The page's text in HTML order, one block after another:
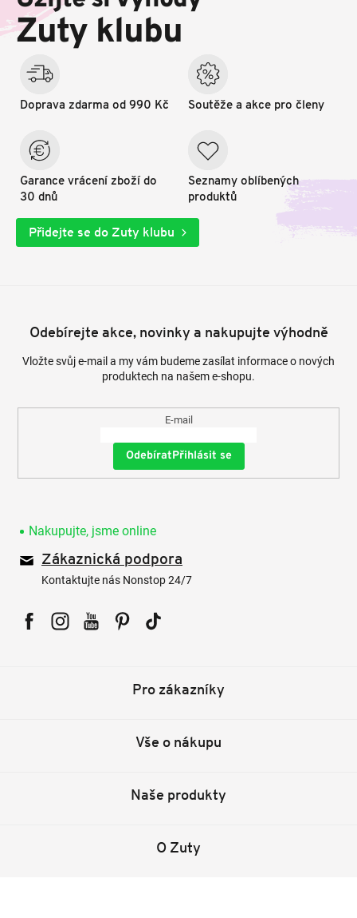
í
Zuty klubu
Doprava zdarma od 990 Kč
Garance vrácení zboží do
30 dnů
Soutěže a akce pro členy
Seznamy oblíbených
produktů
Přidejte se do Zuty klubu
Odebírejte akce, novinky a nakupujte výhodně
Vložte svůj e-mail a my vám budeme zasílat informace o nových
produktech na našem e-shopu.
E-mail
Přihlásit se
Nakupujte, jsme online
Zákaznická podpora
Kontaktujte nás Nonstop 24/7
Pro zákazníky
Vše o nákupu
Naše produkty
O Zuty